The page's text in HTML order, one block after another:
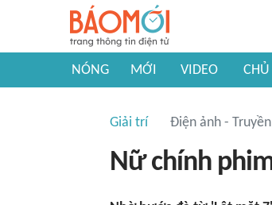
NÓNG MỚI VIDEO
Giải trí Điện ảnh -
Nữ chính